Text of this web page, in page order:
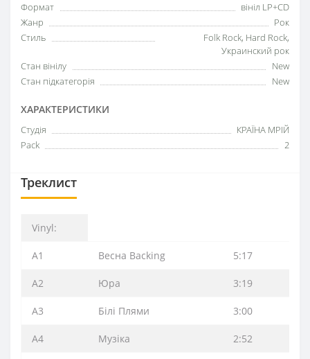
Формат
вініл LP+CD
Жанр
Рок
Стиль
Folk Rock, Hard Rock,
Украинский рок
Стан вінілу
New
Стан підкатегорія
New
ХАРАКТЕРИСТИКИ
Студія
КРАЇНА МРІЙ
Pack
2
Треклист
Vinyl:
A1 Весна Backing 5:17
A2 Юра 3:19
A3 Білі Плями 3:00
A4 Музіка 2:52